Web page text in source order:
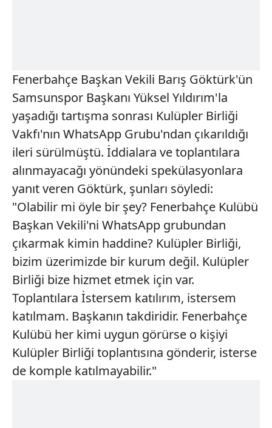
Fenerbahçe Başkan Vekili Barış Göktürk'ün
Samsunspor Başkanı Yüksel Yıldırım'la
yaşadığı tartışma sonrası Kulüpler Birliği
Vakfı'nın WhatsApp Grubu'ndan çıkarıldığı
ileri sürülmüştü. İddialara ve toplantılara
alınmayacağı yönündeki spekülasyonlara
yanıt veren Göktürk, şunları söyledi:
"Olabilir mi öyle bir şey? Fenerbahçe Kulübü
Başkan Vekili'ni WhatsApp grubundan
çıkarmak kimin haddine? Kulüpler Birliği,
bizim üzerimizde bir kurum değil. Kulüpler
Birliği bize hizmet etmek için var.
Toplantılara İstersem katılırım, istersem
katılmam. Başkanın takdiridir. Fenerbahçe
Kulübü her kimi uygun görürse o kişiyi
Kulüpler Birliği toplantısına gönderir, isterse
de komple katılmayabilir."